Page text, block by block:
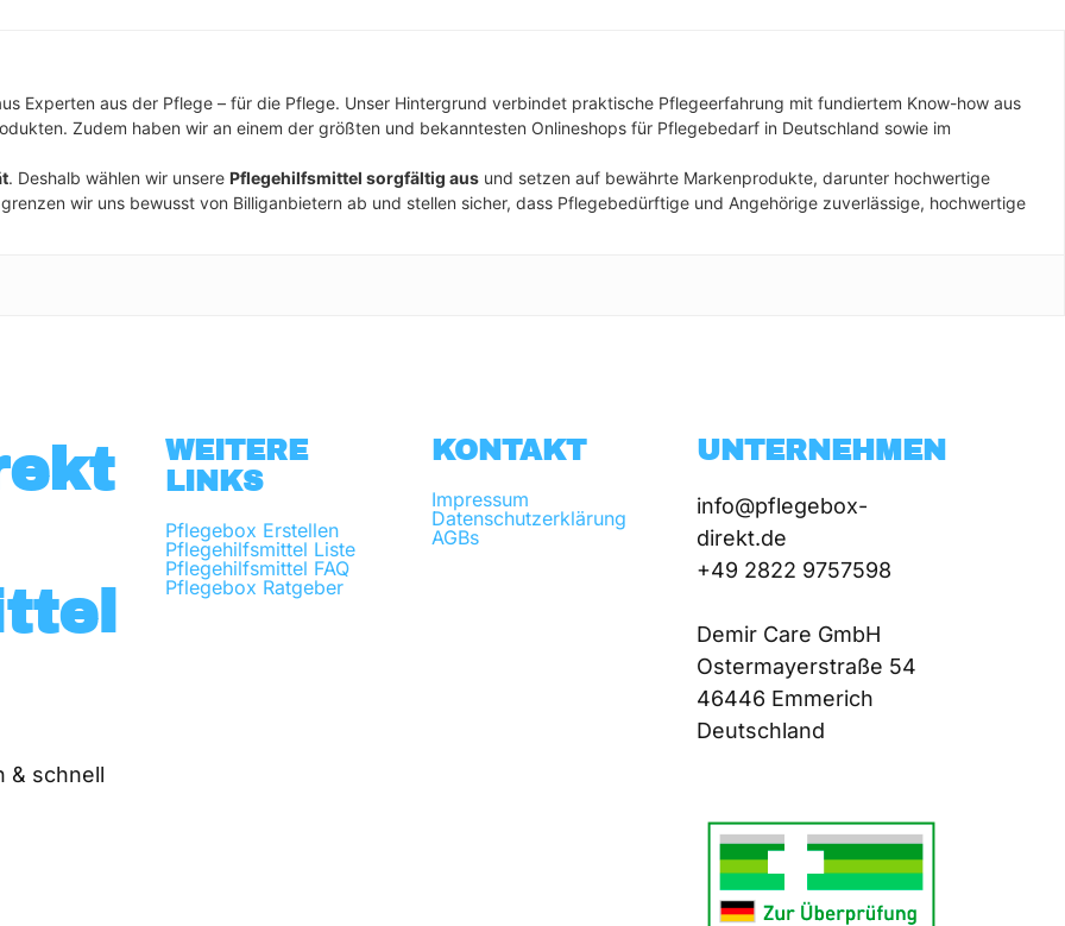
Experten aus der Pflege – für die Pflege. Unser Hintergrund verbindet praktische Pflegeerfahrung mit fundiertem Know-how aus
Zudem haben wir an einem der größten und bekanntesten Onlineshops für Pflegebedarf in Deutschland sowie im
. Deshalb wählen wir unsere Pflegehilfsmittel sorgfältig aus und setzen auf bewährte Markenprodukte, darunter hochwertige
wir uns bewusst von Billiganbietern ab und stellen sicher, dass Pflegebedürftige und Angehörige zuverlässige, hochwertige
& schnell
WEITERE
LINKS
Pflegebox Erstellen
Pflegehilfsmittel Liste
Pflegehilfsmittel FAQ
Pflegebox Ratgeber
KONTAKT
Impressum
Datenschutzerklärung
AGBs
UNTERNEHMEN
info@pflegebox-
direkt.de
+49 2822 9757598
Demir Care GmbH
Ostermayerstraße 54
46446 Emmerich